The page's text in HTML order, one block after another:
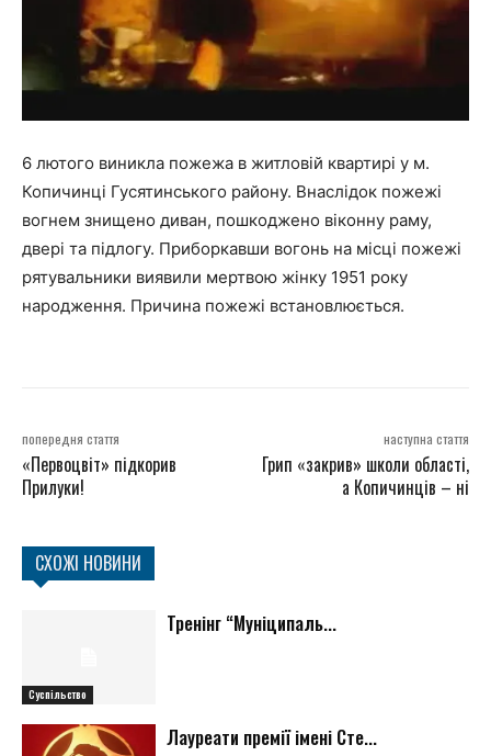
6 лютого виникла пожежа в житловій квартирі у м.
Копичинці Гусятинського району. Внаслідок пожежі
вогнем знищено диван, пошкоджено віконну раму,
двері та підлогу. Приборкавши вогонь на місці пожежі
рятувальники виявили мертвою жінку 1951 року
народження. Причина пожежі встановлюється.
попередня стаття
«Первоцвіт» підкорив
Прилуки!
наступна стаття
Грип «закрив» школи області,
а Копичинців – ні
СХОЖІ НОВИНИ
Суспільство
Тренінг “Муніципаль...
Лауреати премії імені Сте...